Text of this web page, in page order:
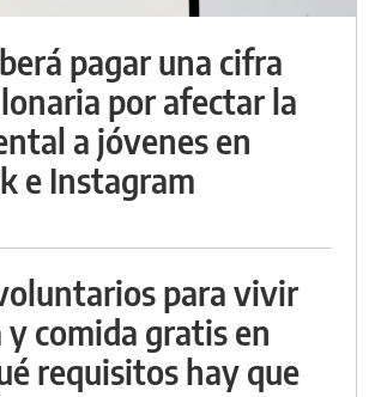
pagar una cifra
por afectar la
a jóvenes en
e Instagram
para vivir
y comida gratis en
requisitos hay que